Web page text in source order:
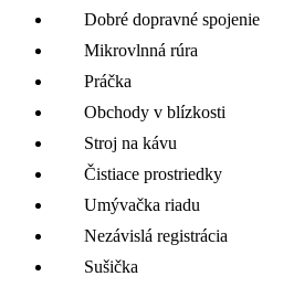
Dobré dopravné spojenie
Mikrovlnná rúra
Práčka
Obchody v blízkosti
Stroj na kávu
Čistiace prostriedky
Umývačka riadu
Nezávislá registrácia
Sušička